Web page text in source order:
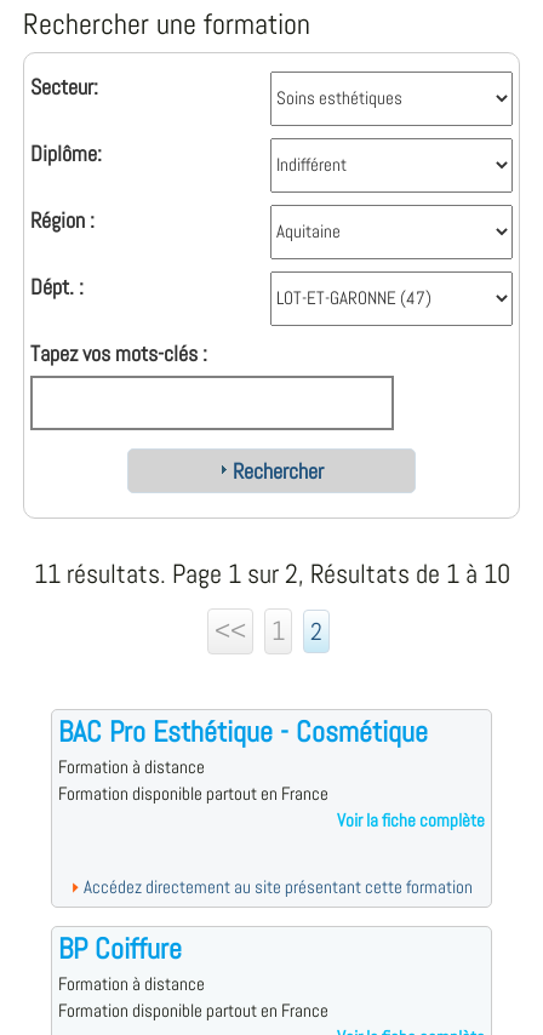
Rechercher une formation
Secteur:
Diplôme:
Région :
Dépt. :
Tapez vos mots-clés :
Rechercher
11 résultats. Page 1 sur 2, Résultats de 1 à 10
<<
1 2
BAC Pro Esthétique - Cosmétique
Formation à distance
Formation disponible partout en France
Voir la fiche complète
Accédez directement au site présentant cette formation
BP Coiffure
Formation à distance
Formation disponible partout en France